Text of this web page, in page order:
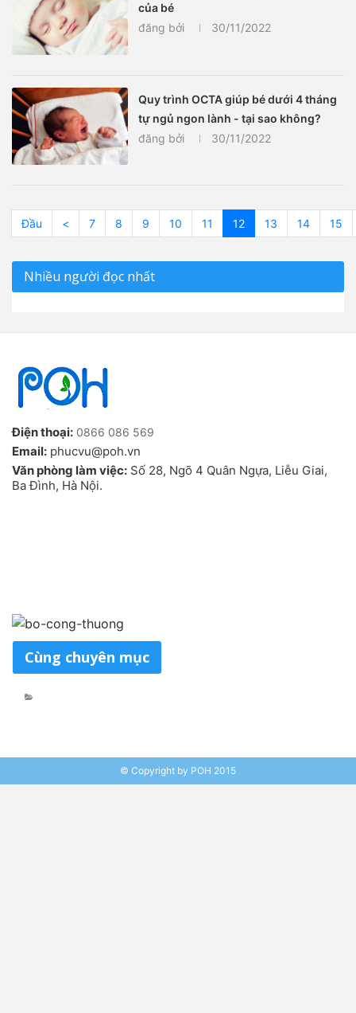
của bé
đăng bởi
30/11/2022
Quy trình OCTA giúp bé dưới 4 tháng
tự ngủ ngon lành - tại sao không?
đăng bởi
30/11/2022
Đầu < 7 8 9 10 11 12 13 14 15
Nhiều người đọc nhất
Điện thoại: 0866 086 569
Email: phucvu@poh.vn
Văn phòng làm việc: Số 28, Ngõ 4 Quân Ngựa, Liễu Giai,
Ba Đình, Hà Nội.
Cùng chuyên mục
© Copyright by POH 2015